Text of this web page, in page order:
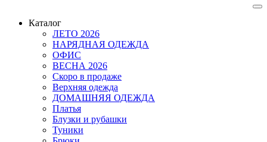
Каталог
ЛЕТО 2026
НАРЯДНАЯ ОДЕЖДА
ОФИС
ВЕСНА 2026
Скоро в продаже
Верхняя одежда
ДОМАШНЯЯ ОДЕЖДА
Платья
Блузки и рубашки
Туники